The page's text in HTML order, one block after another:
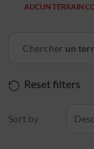
AUCUN TERRAIN
Chercher un
Reset filters
Sort by